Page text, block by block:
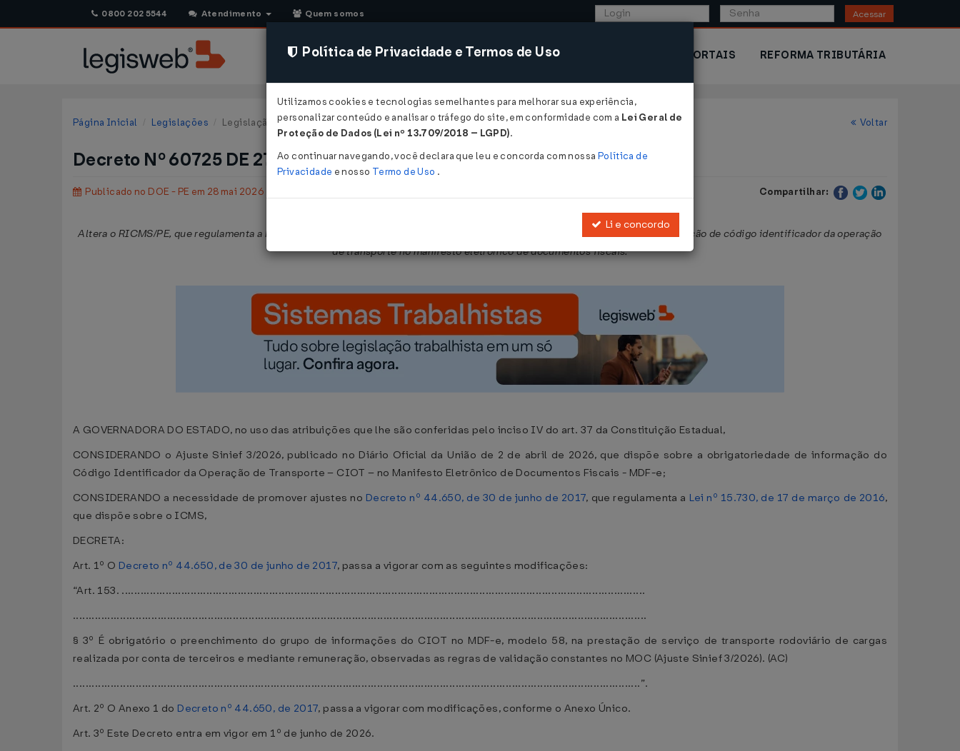
0800 202 5544 Atendimento Quem somos Acessar
CONSULTORIA SISTEMAS COMÉRCIO EXTERIOR PORTAIS REFORMA TRIBUTÁRIA
Página Inicial Legislações Legislação Estadual - Pernambuco Voltar
Decreto Nº 60725 DE 27/05/2026
Publicado no DOE - PE em 28 mai 2026 Compartilhar:
Altera o RICMS/PE, que regulamenta a Lei N° 15730/2016, que dispõe sobre o ICMS, relativamente à obrigatoriedade de informação de código identificador da operação
de transporte no manifesto eletrônico de documentos fiscais.
A GOVERNADORA DO ESTADO, no uso das atribuições que lhe são conferidas pelo inciso IV do art. 37 da Constituição Estadual,
CONSIDERANDO o Ajuste Sinief 3/2026, publicado no Diário Oficial da União de 2 de abril de 2026, que dispõe sobre a obrigatoriedade de informação do
Código Identificador da Operação de Transporte – CIOT – no Manifesto Eletrônico de Documentos Fiscais - MDF-e;
CONSIDERANDO a necessidade de promover ajustes no Decreto nº 44.650, de 30 de junho de 2017, que regulamenta a Lei nº 15.730, de 17 de março de 2016,
que dispõe sobre o ICMS,
DECRETA:
Art. 1º O Decreto nº 44.650, de 30 de junho de 2017, passa a vigorar com as seguintes modificações:
“Art. 153. .......................................................................................................................................................................
.......................................................................................................................................................................................
§ 3º É obrigatório o preenchimento do grupo de informações do CIOT no MDF-e, modelo 58, na prestação de serviço de transporte rodoviário de cargas
realizada por conta de terceiros e mediante remuneração, observadas as regras de validação constantes no MOC (Ajuste Sinief 3/2026). (AC)
.....................................................................................................................................................................................”.
Art. 2º O Anexo 1 do Decreto nº 44.650, de 2017, passa a vigorar com modificações, conforme o Anexo Único.
Art. 3º Este Decreto entra em vigor em 1º de junho de 2026.
Política de Privacidade e Termos de Uso
Utilizamos cookies e tecnologias semelhantes para melhorar sua experiência,
personalizar conteúdo e analisar o tráfego do site, em conformidade com a Lei Geral de
Proteção de Dados (Lei nº 13.709/2018 – LGPD).
Ao continuar navegando, você declara que leu e concorda com nossa Política de
Privacidade e nosso Termo de Uso .
Li e concordo